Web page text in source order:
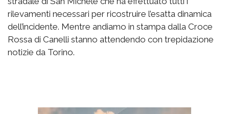
rilevamenti necessari per ricostruire l’esatta dinamica
dell’incidente. Mentre andiamo in stampa dalla Croce
Rossa di Canelli stanno attendendo con trepidazione
notizie da Torino.